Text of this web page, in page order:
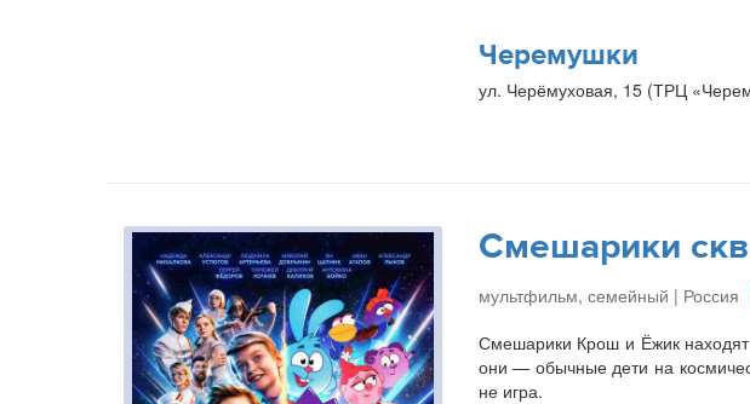
Черемушки
ул. Черёмуховая, 15 (ТРЦ
Смешарики
мультфильм, семейный | Россия
Смешарики Крош и Ёжик находят
они — обычные дети на
не игра.